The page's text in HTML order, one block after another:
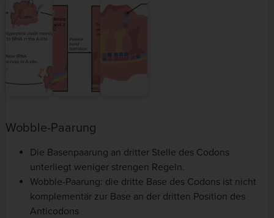
Wobble-Paarung
Die Basenpaarung an dritter Stelle des Codons
unterliegt weniger strengen Regeln.
Wobble-Paarung: die dritte Base des Codons ist nicht
komplementär zur Base an der dritten Position des
Anticodons